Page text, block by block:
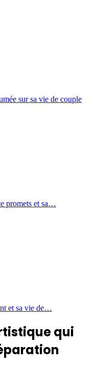
sur sa vie de couple
promets et sa…
et sa vie de…
qui